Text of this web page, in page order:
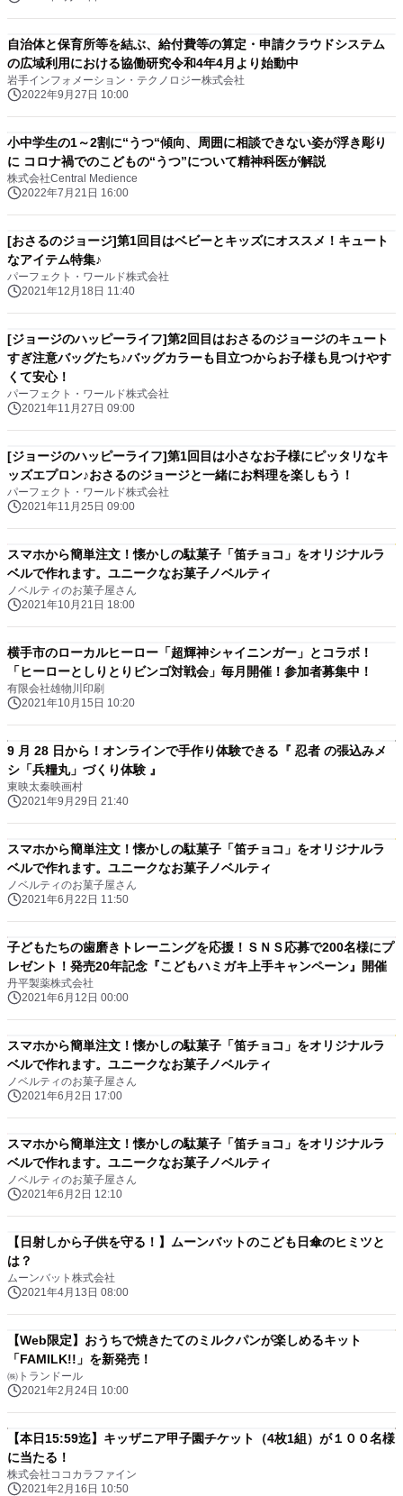
自治体と保育所等を結ぶ、給付費等の算定・申請クラウドシステム
の広域利用における協働研究令和4年4月より始動中
岩手インフォメーション・テクノロジー株式会社
2022年9月27日 10:00
小中学生の1～2割に“うつ“傾向、周囲に相談できない姿が浮き彫り
に コロナ禍でのこどもの“うつ”について精神科医が解説
株式会社Central Medience
2022年7月21日 16:00
[おさるのジョージ]第1回目はベビーとキッズにオススメ！キュート
なアイテム特集♪
パーフェクト・ワールド株式会社
2021年12月18日 11:40
[ジョージのハッピーライフ]第2回目はおさるのジョージのキュート
すぎ注意バッグたち♪バッグカラーも目立つからお子様も見つけやす
くて安心！
パーフェクト・ワールド株式会社
2021年11月27日 09:00
[ジョージのハッピーライフ]第1回目は小さなお子様にピッタリなキ
ッズエプロン♪おさるのジョージと一緒にお料理を楽しもう！
パーフェクト・ワールド株式会社
2021年11月25日 09:00
スマホから簡単注文！懐かしの駄菓子「笛チョコ」をオリジナルラ
ベルで作れます。ユニークなお菓子ノベルティ
ノベルティのお菓子屋さん
2021年10月21日 18:00
横手市のローカルヒーロー「超輝神シャイニンガー」とコラボ！
「ヒーローとしりとりビンゴ対戦会」毎月開催！参加者募集中！
有限会社雄物川印刷
2021年10月15日 10:20
9 月 28 日から！オンラインで手作り体験できる『 忍者 の張込みメ
シ「兵糧丸」づくり体験 』
東映太秦映画村
2021年9月29日 21:40
スマホから簡単注文！懐かしの駄菓子「笛チョコ」をオリジナルラ
ベルで作れます。ユニークなお菓子ノベルティ
ノベルティのお菓子屋さん
2021年6月22日 11:50
子どもたちの歯磨きトレーニングを応援！ＳＮＳ応募で200名様にプ
レゼント！発売20年記念『こどもハミガキ上手キャンペーン』開催
丹平製薬株式会社
2021年6月12日 00:00
スマホから簡単注文！懐かしの駄菓子「笛チョコ」をオリジナルラ
ベルで作れます。ユニークなお菓子ノベルティ
ノベルティのお菓子屋さん
2021年6月2日 17:00
スマホから簡単注文！懐かしの駄菓子「笛チョコ」をオリジナルラ
ベルで作れます。ユニークなお菓子ノベルティ
ノベルティのお菓子屋さん
2021年6月2日 12:10
【日射しから子供を守る！】ムーンバットのこども日傘のヒミツと
は？
ムーンバット株式会社
2021年4月13日 08:00
【Web限定】おうちで焼きたてのミルクパンが楽しめるキット
「FAMILK!!」を新発売！
㈱トランドール
2021年2月24日 10:00
【本日15:59迄】キッザニア甲子園チケット（4枚1組）が１００名様
に当たる！
株式会社ココカラファイン
2021年2月16日 10:50